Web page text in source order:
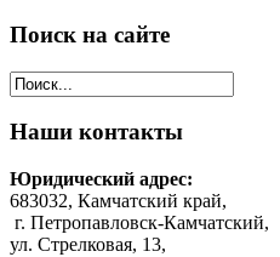
Поиск на сайте
Наши контакты
Юридический адрес:
683032, Камчатский край,
г. Петропавловск-Камчатский,
ул. Стрелковая, 13,